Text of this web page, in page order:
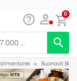
0
Buonavit